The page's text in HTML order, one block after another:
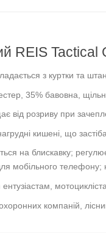
REIS Tactical
з куртки та
35% бавовна,
від розриву при
кишені, що
на блискавку;
мобільного телефону;
ентузіастам,
компаній,